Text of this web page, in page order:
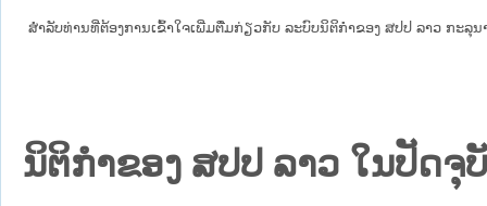
ສໍາລັບທ່ານທີ່ຕ້ອງການເຂົ້າໃຈເພີ່ມຕື່ມກ່ຽວກັບ ລະບົບນິຕິກຳຂອງ ສປປ ລາວ ກະລຸນ
ນິຕິກຳຂອງ ສປປ ລາວ ໃນປັດ